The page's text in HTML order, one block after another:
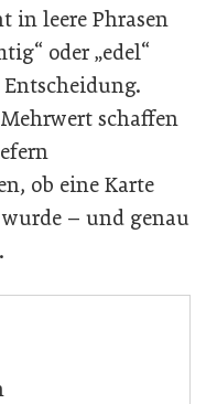
leere Phrasen
oder „edel“
schaffen
ob eine Karte
– und genau